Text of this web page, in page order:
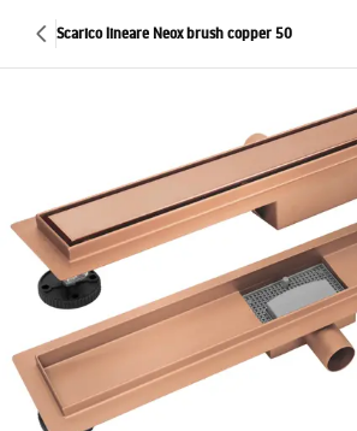
Scarico lineare Neox brush copper 50